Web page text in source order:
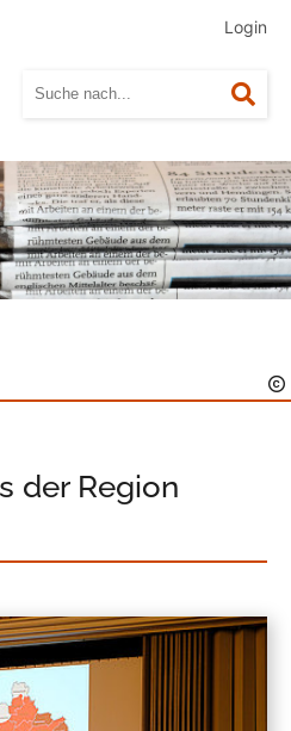
Login
der Region